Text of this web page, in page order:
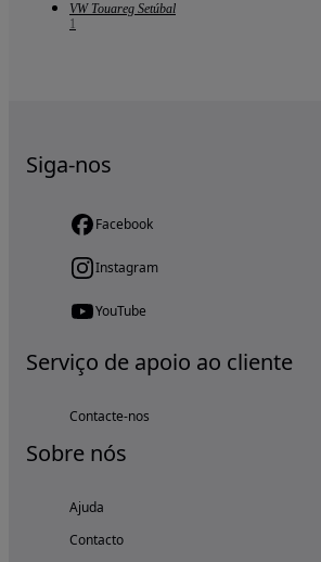
VW Touareg Setúbal
1
Siga-nos
Facebook
Instagram
YouTube
Serviço de apoio ao cliente
Contacte-nos
Sobre nós
Ajuda
Contacto